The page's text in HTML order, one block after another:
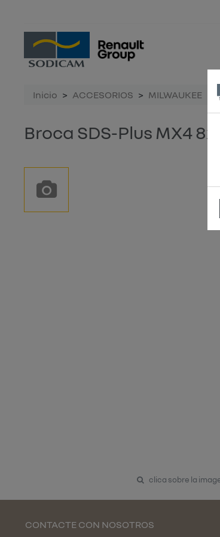
Inicio ACCESORIOS MILWAUKEE
Broca SDS-Plus MX4
clica sobre la
CONTACTE CON NOSOTROS